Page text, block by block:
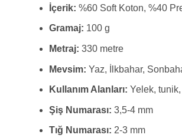
İçerik: %60 Soft Koton, %40
Gramaj: 100 g
Metraj: 330 metre
Mevsim: Yaz, İlkbahar,
Kullanım Alanları: Yelek,
Şiş Numarası: 3,5-4 mm
Tığ Numarası: 2-3 mm